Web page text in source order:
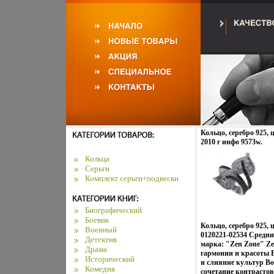
Кольца
Серьги
Комплект серьги+подвески
Биографический
Боевик
Военный
Детектив
Драма
Исторический
Комедия
Кольцо, серебро 925,
2010 г инфо 9573w.
Кольцо, серебро
0120221-02534
марка: "Zen Zone"
гармонии и красоты
и слияние культур
сочетание